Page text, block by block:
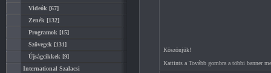
Videók [67]
Zenék [132]
Programok [15]
Szövegek [131]
Újságcikkek [9]
International Szalacsi
Köszönjük!
Kattints a Tovább gombra a többi banner